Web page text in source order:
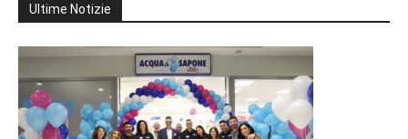
Ultime Notizie